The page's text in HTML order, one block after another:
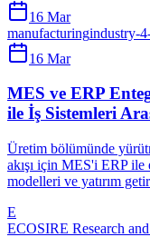
16 Mar
manufacturingindustry-
16 Mar
MES ve ERP
ile İş Sistemleri
Üretim bölümünde
akışı için MES'i ERP
modelleri ve yatırım
E
ECOSIRE Research